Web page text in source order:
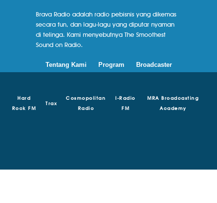
Brava Radio adalah radio pebisnis yang dikemas
secara fun, dan lagu-lagu yang diputar nyaman
di telinga. Kami menyebutnya The Smoothest
Sound on Radio.
Tentang Kami Program Broadcaster
Hard
Rock FM
Trax
Cosmopolitan
Radio
I-Radio
FM
MRA Broadcasting
Academy